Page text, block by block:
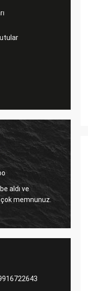
aldı ve
memnunuz.